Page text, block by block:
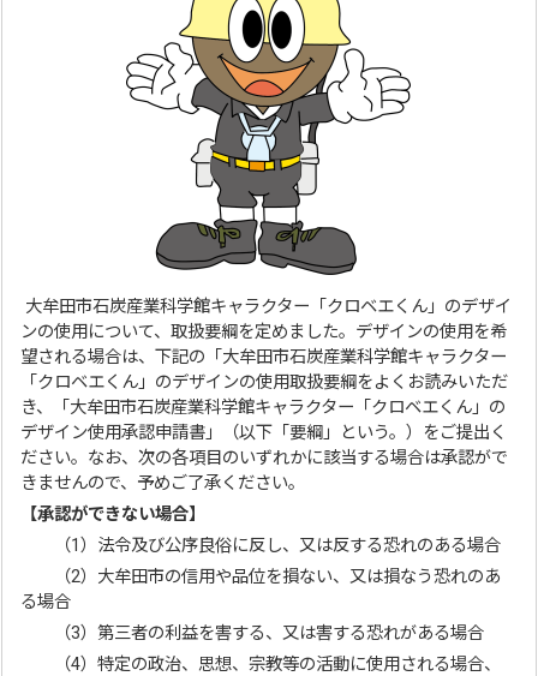
大牟田市石炭産業科学館キャラクター「クロベエくん」のデザイ
ンの使用について、取扱要綱を定めました。デザインの使用を希
望される場合は、下記の「大牟田市石炭産業科学館キャラクター
「クロベエくん」のデザインの使用取扱要綱をよくお読みいただ
き、「大牟田市石炭産業科学館キャラクター「クロベエくん」の
デザイン使用承認申請書」（以下「要綱」という。）をご提出く
ださい。なお、次の各項目のいずれかに該当する場合は承認がで
きませんので、予めご了承ください。
【承認ができない場合】
（1）法令及び公序良俗に反し、又は反する恐れのある場合
（2）大牟田市の信用や品位を損ない、又は損なう恐れのあ
る場合
（3）第三者の利益を害する、又は害する恐れがある場合
（4）特定の政治、思想、宗教等の活動に使用される場合、